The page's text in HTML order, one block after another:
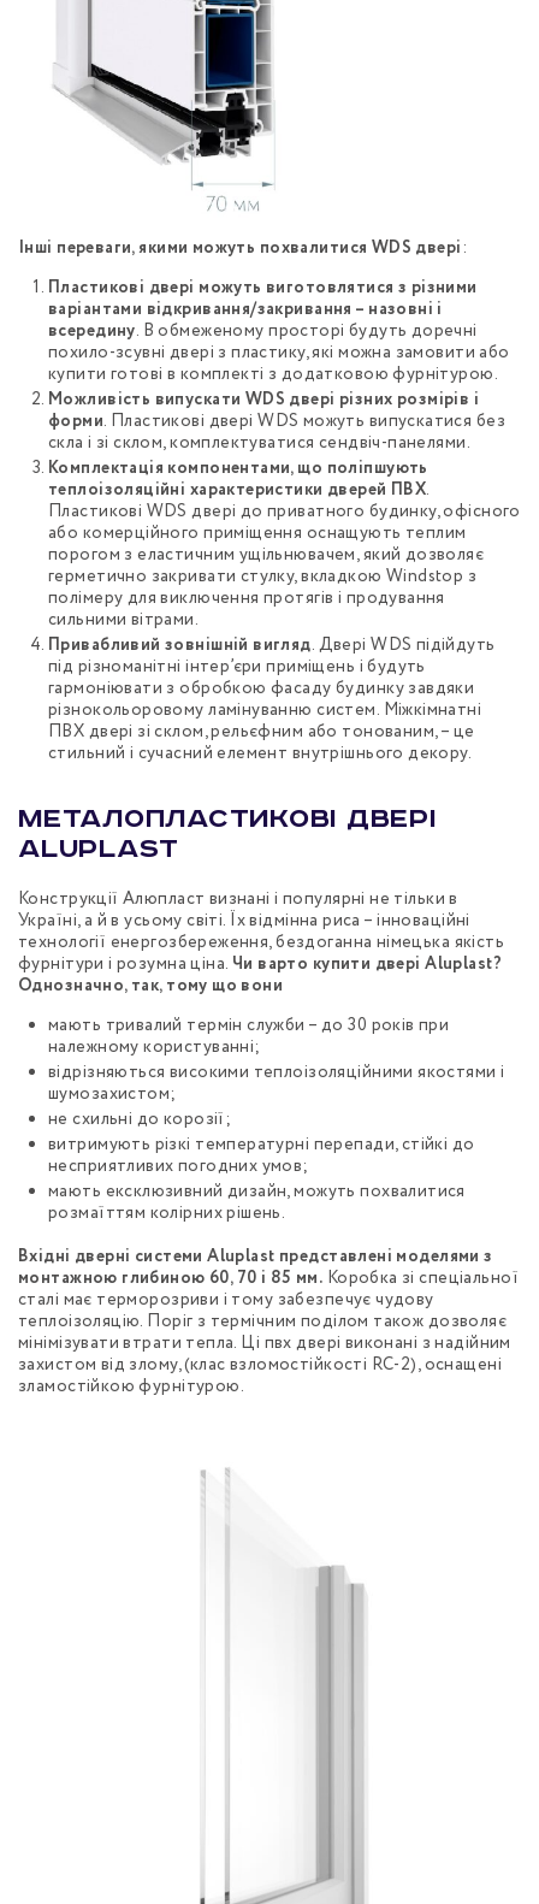
Інші переваги, якими можуть похвалитися WDS двері :
Пластикові двері можуть виготовлятися з різними
варіантами відкривання/закривання – назовні і
всередину. В обмеженому просторі будуть доречні
похило-зсувні двері з пластику, які можна замовити або
купити готові в комплекті з додатковою фурнітурою.
Можливість випускати WDS двері різних розмірів і
форми. Пластикові двері WDS можуть випускатися без
скла і зі склом, комплектуватися сендвіч-панелями.
Комплектація компонентами, що поліпшують
теплоізоляційні характеристики дверей ПВХ.
Пластикові WDS двері до приватного будинку, офісного
або комерційного приміщення оснащують теплим
порогом з еластичним ущільнювачем, який дозволяє
герметично закривати стулку, вкладкою Windstop з
полімеру для виключення протягів і продування
сильними вітрами.
Привабливий зовнішній вигляд. Двері WDS підійдуть
під різноманітні інтер’єри приміщень і будуть
гармоніювати з обробкою фасаду будинку завдяки
різнокольоровому ламінуванню систем. Міжкімнатні
ПВХ двері зі склом, рельєфним або тонованим, – це
стильний і сучасний елемент внутрішнього декору.
Металопластикові двері
Aluplast
Конструкції Алюпласт визнані і популярні не тільки в
Україні, а й в усьому світі. Їх відмінна риса – інноваційні
технології енергозбереження, бездоганна німецька якість
фурнітури і розумна ціна. Чи варто купити двері Aluplast?
Однозначно, так, тому що вони
мають тривалий термін служби – до 30 років при
належному користуванні;
відрізняються високими теплоізоляційними якостями і
шумозахистом;
не схильні до корозії;
витримують різкі температурні перепади, стійкі до
несприятливих погодних умов;
мають ексклюзивний дизайн, можуть похвалитися
розмаїттям колірних рішень.
Вхідні дверні системи Aluplast представлені моделями з
монтажною глибиною 60, 70 і 85 мм. Коробка зі спеціальної
сталі має терморозриви і тому забезпечує чудову
теплоізоляцію. Поріг з термічним поділом також дозволяє
мінімізувати втрати тепла. Ці пвх двері виконані з надійним
захистом від злому, (клас взломостійкості RC-2), оснащені
зламостійкою фурнітурою.